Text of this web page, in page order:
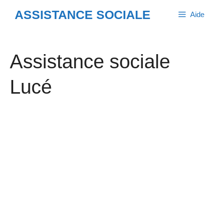
ASSISTANCE SOCIALE Aide
Assistance sociale
Lucé